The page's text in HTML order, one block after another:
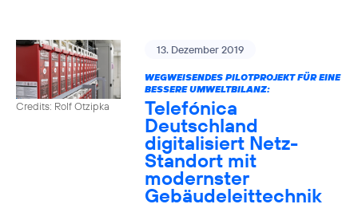
Credits: Rolf Otzipka
13. Dezember 2019
WEGWEISENDES PILOTPROJEKT FÜR EINE
BESSERE UMWELTBILANZ:
Telefónica
Deutschland
digitalisiert Netz-
Standort mit
modernster
Gebäudeleittechnik